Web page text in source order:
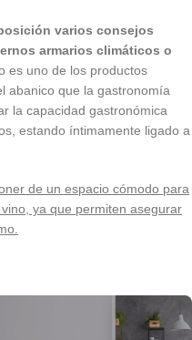
varios consejos
armarios climáticos o
es uno de los productos
abanico que la gastronomía
la capacidad gastronómica
estando íntimamente ligado a
de un espacio cómodo para
ya que permiten asegurar